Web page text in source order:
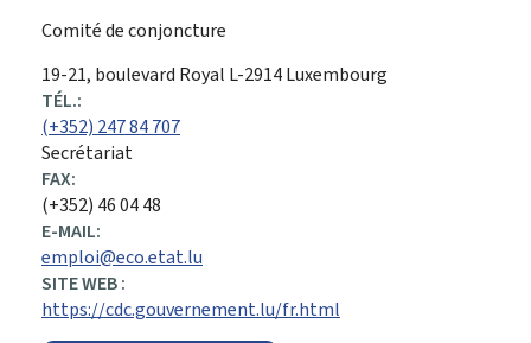
Comité de conjoncture
ADRESSE
:
19-21, boulevard Royal L-2914Luxembourg
TÉL.:
(+352) 247 84 707
Secrétariat
FAX:
(+352) 46 04 48
E-MAIL:
emploi@eco.etat.lu
SITE WEB :
https://cdc.gouvernement.lu/fr.html